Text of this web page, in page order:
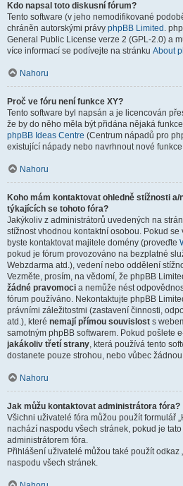
Kdo napsal toto diskusní fórum?
Tento software (v jeho nemodifikované
chráněn autorskými právy phpBB Limited .
General Public License verze 2 (GPL-2.0) a
více informací se podívejte na stránku About
Nahoru
Proč ve fóru není funkce XY?
Tento software byl napsán a je licencován
že by do něho měla být přidána nějaká
phpBB Ideas Centre (Centrum nápadů pro
existující nápady nebo navrhnout nové
Nahoru
Koho mám kontaktovat ohledně stížnosti
týkajících se tohoto fóra?
Jakýkoliv z administrátorů uvedených na
stížnost vhodnou kontaktní osobou. Pokud
byste kontaktovat majitele domény (proveďte
pokud je fórum provozováno na bezplatné
Webzdarma atd.), vedení nebo oddělení
Vezměte, prosím, na vědomí, že phpBB
žádné pravomoci a nemůže nést
fórum používáno. Nekontaktujte phpBB
právními záležitostmi (zastavení činnosti,
atd.), které nemají přímou souvislost s
samotným phpBB softwarem. Pokud pošlete
jakákoliv třetí strany, která používá tento
dostanete pouze strohou, nebo vůbec
Nahoru
Jak můžu kontaktovat administrátora fóra?
Všichni uživatelé fóra můžou použít formulář
nachází naspodu všech stránek, pokud je
administrátorem fóra.
Přihlášení uživatelé můžou také použít odkaz
naspodu všech stránek.